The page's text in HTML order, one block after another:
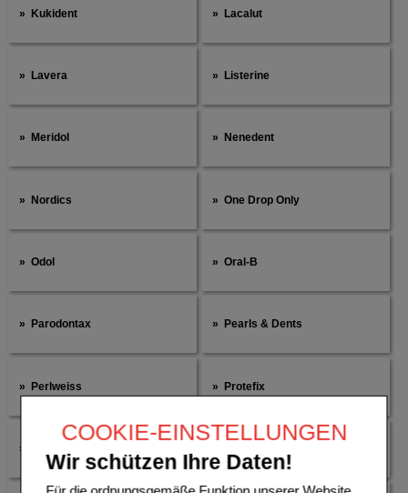
COOKIE-EINSTELLUNGEN
Wir schützen Ihre Daten!
Kukident Lacalut
Lavera Listerine
Meridol Nenedent
Nordics One Drop Only
Odol Oral-B
Parodontax Pearls & Dents
Perlweiss Protefix